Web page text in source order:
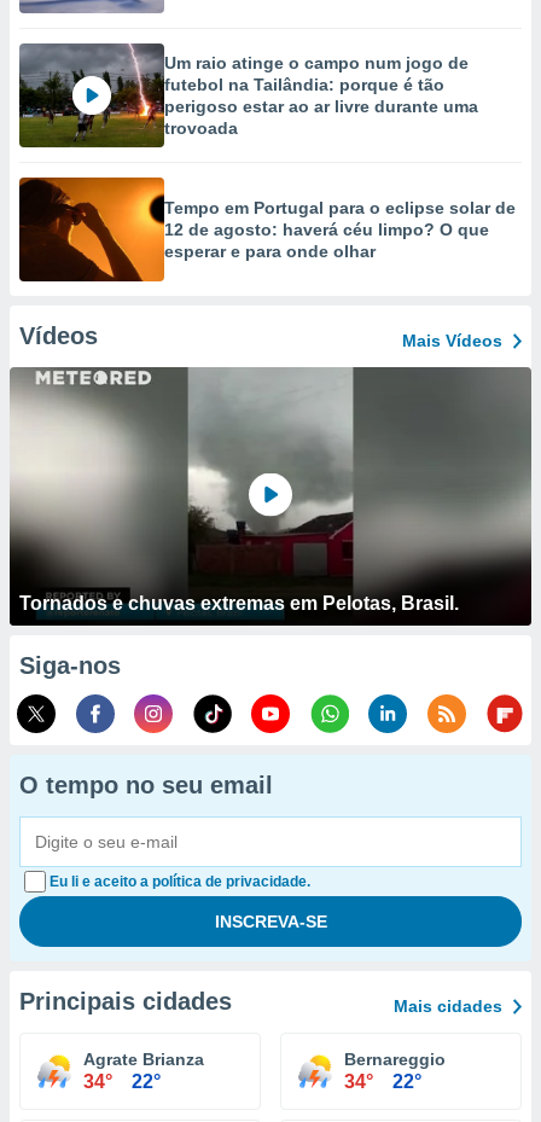
Um raio atinge o campo num jogo de
futebol na Tailândia: porque é tão
perigoso estar ao ar livre durante uma
trovoada
Tempo em Portugal para o eclipse solar de
12 de agosto: haverá céu limpo? O que
esperar e para onde olhar
Vídeos Mais Vídeos
Tornados e chuvas extremas em Pelotas, Brasil.
Siga-nos
O tempo no seu email
Eu li e aceito a política de privacidade.
Principais cidades Mais cidades
Agrate Brianza
34° 22°
Bernareggio
34° 22°